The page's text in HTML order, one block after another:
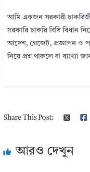
আমি একজন সরকারী
সরকারি চাকরি বিধি বিধান
আদেশ, গেজেট, প্রজ্ঞাপন ও
নিয়ে প্রশ্ন থাকলে বা
Share This Post:
আরও দেখুন